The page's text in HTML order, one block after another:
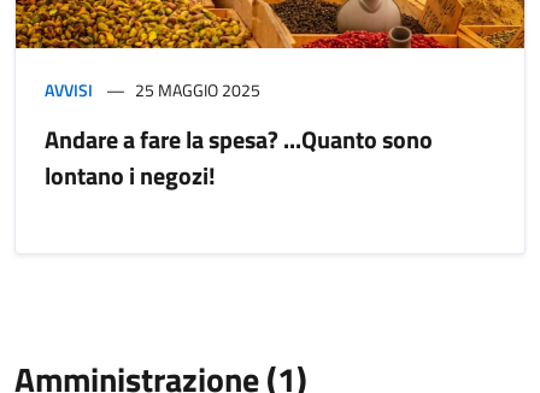
AVVISI 25 MAGGIO 2025
Andare a fare la spesa? ...Quanto sono
lontano i negozi!
Amministrazione (1)